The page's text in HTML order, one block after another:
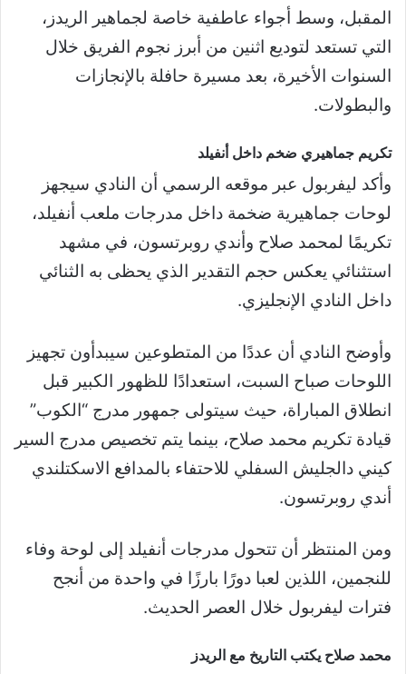
المقبل، وسط أجواء عاطفية خاصة لجماهير الريدز،
التي تستعد لتوديع اثنين من أبرز نجوم الفريق خلال
السنوات الأخيرة، بعد مسيرة حافلة بالإنجازات
والبطولات.
تكريم جماهيري ضخم داخل أنفيلد
وأكد ليفربول عبر موقعه الرسمي أن النادي سيجهز
لوحات جماهيرية ضخمة داخل مدرجات ملعب أنفيلد،
تكريمًا لمحمد صلاح وأندي روبرتسون، في مشهد
استثنائي يعكس حجم التقدير الذي يحظى به الثنائي
داخل النادي الإنجليزي.
وأوضح النادي أن عددًا من المتطوعين سيبدأون تجهيز
اللوحات صباح السبت، استعدادًا للظهور الكبير قبل
انطلاق المباراة، حيث سيتولى جمهور مدرج “الكوب”
قيادة تكريم محمد صلاح، بينما يتم تخصيص مدرج السير
كيني دالجليش السفلي للاحتفاء بالمدافع الاسكتلندي
أندي روبرتسون.
ومن المنتظر أن تتحول مدرجات أنفيلد إلى لوحة وفاء
للنجمين، اللذين لعبا دورًا بارزًا في واحدة من أنجح
فترات ليفربول خلال العصر الحديث.
محمد صلاح يكتب التاريخ مع الريدز